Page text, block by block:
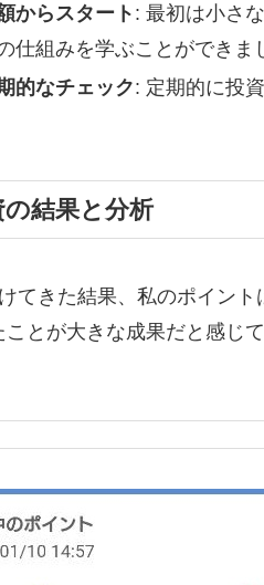
からスタート : 最初は小さ
仕組みを学ぶことができま
的なチェック: 定期的に投
の結果と分析
てきた結果、私のポイン
ことが大きな成果だと感じ